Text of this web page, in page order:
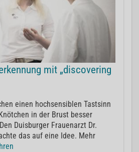
mit „discovering
einen hochsensiblen Tastsinn
in der Brust besser
Duisburger Frauenarzt Dr.
das auf eine Idee. Mehr